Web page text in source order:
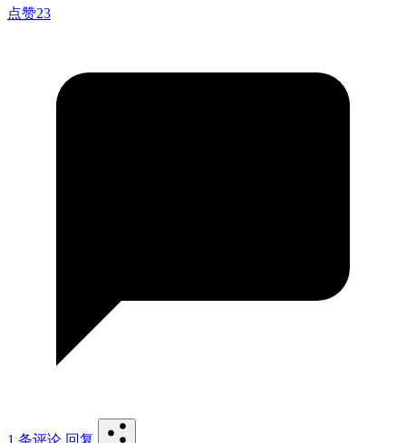
点赞23
1 条评论 回复